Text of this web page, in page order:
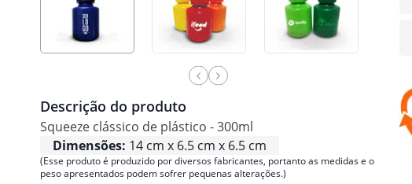
Descrição do produto
Squeeze clássico de plástico - 300ml
Dimensões: 14 cm x 6.5 cm x 6.5 cm
(Esse produto é produzido por diversos fabricantes, portanto as medidas e o
peso apresentados podem sofrer pequenas alterações.)